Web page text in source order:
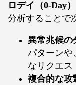
ロデイ（0-Day
分析することで
異常兆候の
パターンや
なリクエス
複合的な攻